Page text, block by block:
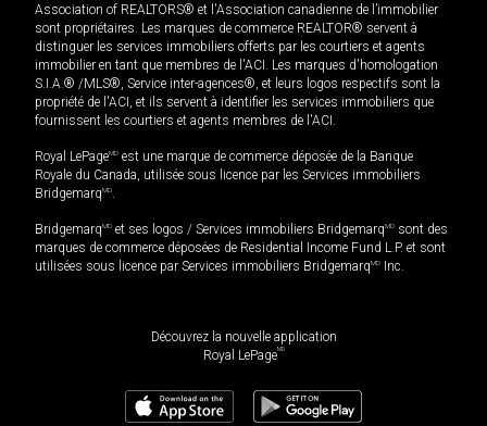
Association of REALTORS® et l'Association canadienne de l’immobilier
sont propriétaires. Les marques de commerce REALTOR® servent à
distinguer les services immobiliers offerts par les courtiers et agents
immobilier en tant que membres de l'ACI. Les marques d'homologation
S.I.A.® /MLS®, Service inter-agences®, et leurs logos respectifs sont la
propriété de l'ACI, et ils servent à identifier les services immobiliers que
fournissent les courtiers et agents membres de l'ACI.
Royal LePageMD est une marque de commerce déposée de la Banque
Royale du Canada, utilisée sous licence par les Services immobiliers
BridgemarqMD
BridgemarqMD et ses logos / Services immobiliers BridgemarqMD sont des
marques de commerce déposées de Residential Income Fund L.P. et sont
utilisées sous licence par Services immobiliers BridgemarqMD Inc.
Découvrez la nouvelle application
Royal LePageMD